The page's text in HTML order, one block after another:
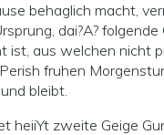
behaglich macht,
dai?A?
ist, aus welchen nicht
fruhen
bleibt.
heiiYt zweite Geige